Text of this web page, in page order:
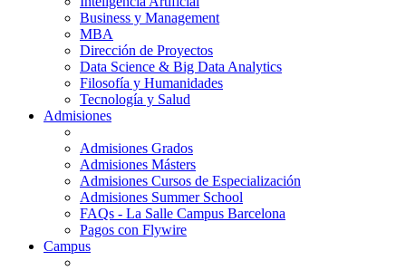
Business y Management
MBA
Dirección de Proyectos
Data Science & Big Data Analytics
Filosofía y Humanidades
Tecnología y Salud
Admisiones
Admisiones Grados
Admisiones Másters
Admisiones Cursos de Especialización
Admisiones Summer School
FAQs - La Salle Campus Barcelona
Pagos con Flywire
Campus